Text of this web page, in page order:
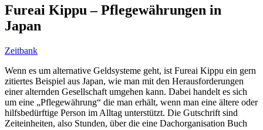
Fureai Kippu – Pflegewährungen in
Japan
Zeitbank
Wenn es um alternative Geldsysteme geht, ist Fureai Kippu ein gern
zitiertes Beispiel aus Japan, wie man mit den Herausforderungen
einer alternden Gesellschaft umgehen kann. Dabei handelt es sich
um eine „Pflegewährung“ die man erhält, wenn man eine ältere oder
hilfsbedürftige Person im Alltag unterstützt. Die Gutschrift sind
Zeiteinheiten, also Stunden, über die eine Dachorganisation Buch